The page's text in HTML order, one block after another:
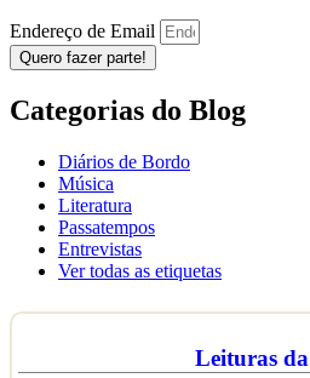
Endereço de Email
Quero fazer parte!
Categorias do Blog
Diários de Bordo
Música
Literatura
Passatempos
Entrevistas
Ver todas as etiquetas
Leituras